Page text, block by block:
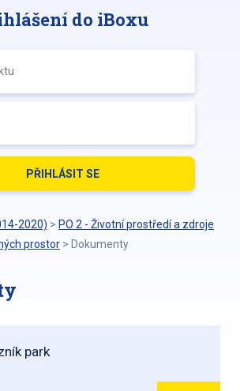
do iBoxu
2020) > PO 2 - Životní prostředí a zdroje
prostor > Dokumenty
park